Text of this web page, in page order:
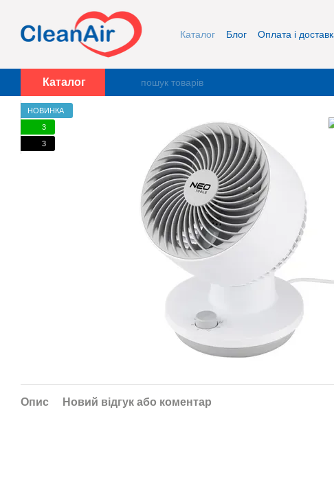
Перейти до основного контенту
Каталог Блог Оплата і
Каталог
НОВИНКА
3
3
Опис Новий відгук або коментар